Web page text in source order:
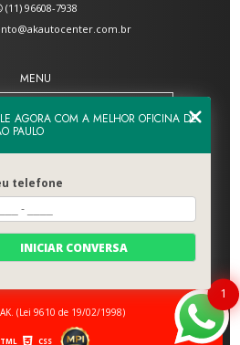
(11) 96608-7938
MENU
SOBRE NÓS
SERVIÇOS
BLOG
MAPA DO SITE
(Lei 9610 de 19/02/1998)
CSS
1
AGORA COM A MELHOR OFICINA DE
PAULO
telefone
INICIAR CONVERSA